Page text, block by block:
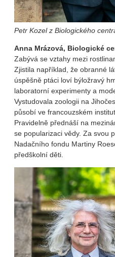
Petr Kozel z Biologického
Anna Mrázová, Biologické
Zabývá se vztahy mezi
Zjistila například, že obranné
úspěšně ptáci loví býložravý
laboratorní experimenty a
Vystudovala zoologii na
působí ve francouzském
Pravidelně přednáší na
se popularizaci vědy. Za svou
Nadačního fondu Martiny
předškolní děti.